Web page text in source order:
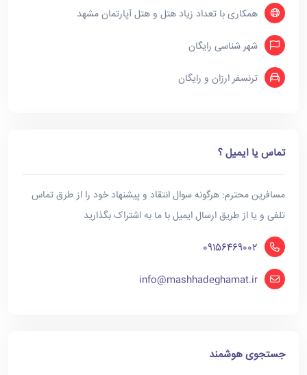
همکاری با تعداد زیاد هتل و هتل آپارتمان مشهد
شهر شناسی رایگان
ترنسفر ارزان و رایگان
تماس یا ایمیل ؟
مسافرین محترم: هرگونه سوال انتقاد و پیشنهاد خود را از طرق تماس
تلفی و یا از طریق ارسال ایمیل با ما به اشتراک بگذارید
09156469002
info@mashhadeghamat.ir
جستجوی هوشمند